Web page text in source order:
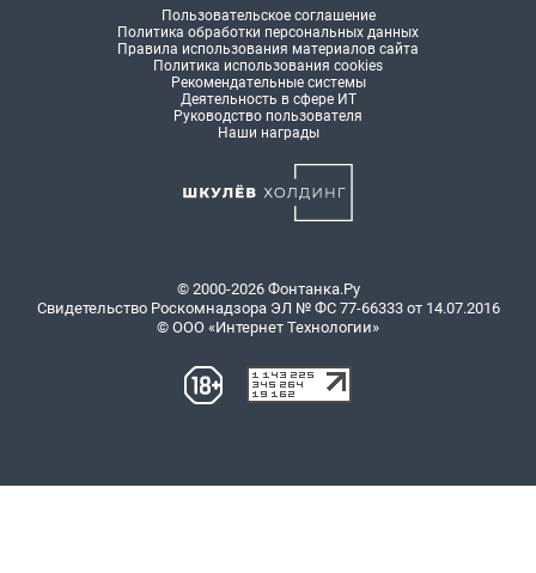
Пользовательское соглашение
Политика обработки персональных данных
Правила использования материалов сайта
Политика использования cookies
Рекомендательные системы
Деятельность в сфере ИТ
Руководство пользователя
Наши награды
© 2000-2026 Фонтанка.Ру
Свидетельство Роскомнадзора ЭЛ № ФС 77-66333 от 14.07.2016
© ООО «Интернет Технологии»